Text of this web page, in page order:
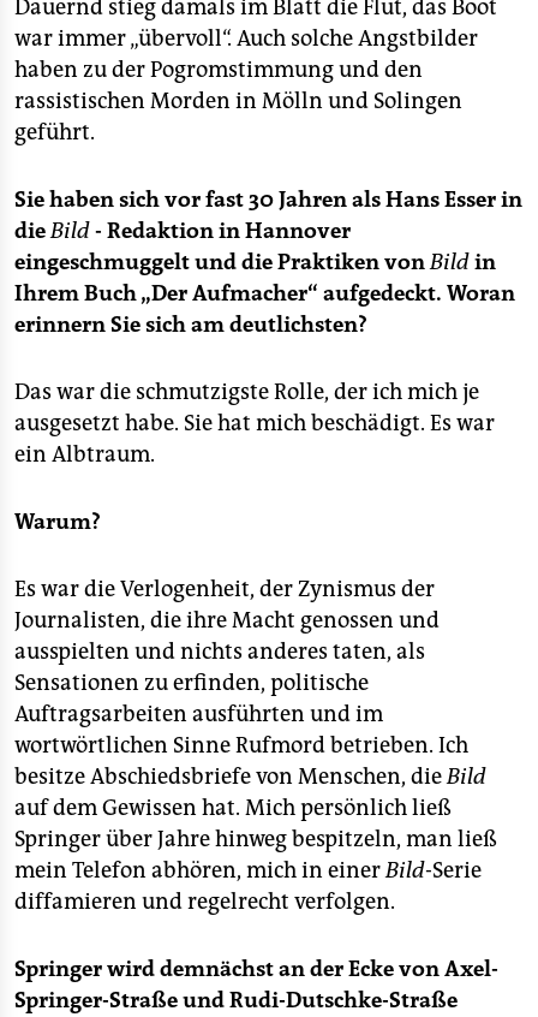
Dauernd stieg damals im Blatt die Flut, das Boot
war immer „übervoll“. Auch solche Angstbilder
haben zu der Pogromstimmung und den
rassistischen Morden in Mölln und Solingen
geführt.
Sie haben sich vor fast 30 Jahren als Hans Esser in
dieBild- Redaktion in Hannover
eingeschmuggelt und die Praktiken vonBildin
Ihrem Buch „Der Aufmacher“ aufgedeckt. Woran
erinnern Sie sich am deutlichsten?
Das war die schmutzigste Rolle, der ich mich je
ausgesetzt habe. Sie hat mich beschädigt. Es war
ein Albtraum.
Warum?
Es war die Verlogenheit, der Zynismus der
Journalisten, die ihre Macht genossen und
ausspielten und nichts anderes taten, als
Sensationen zu erfinden, politische
Auftragsarbeiten ausführten und im
wortwörtlichen Sinne Rufmord betrieben. Ich
besitze Abschiedsbriefe von Menschen, dieBild
auf dem Gewissen hat. Mich persönlich ließ
Springer über Jahre hinweg bespitzeln, man ließ
mein Telefon abhören, mich in einerBild-Serie
diffamieren und regelrecht verfolgen.
Springer wird demnächst an der Ecke von Axel-
Springer-Straße und Rudi-Dutschke-Straße